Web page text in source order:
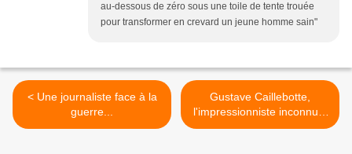
au-dessous de zéro sous une toile de tente trouée
pour transformer en crevard un jeune homme sain"
< Une journaliste face à la
guerre...
Gustave Caillebotte,
l'impressionniste inconnu...
>